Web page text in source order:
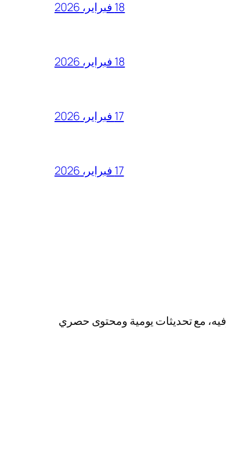
18 فبراير، 2026
18 فبراير، 2026
17 فبراير، 2026
17 فبراير، 2026
مع تحديثات يومية ومحتوى حصري